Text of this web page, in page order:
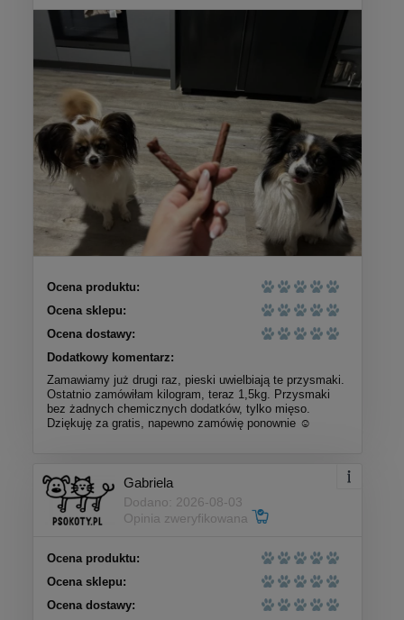
Ocena produktu:
Ocena sklepu:
Ocena dostawy:
Dodatkowy komentarz:
Zamawiamy już drugi raz, pieski uwielbiają te przysmaki.
Ostatnio zamówiłam kilogram, teraz 1,5kg. Przysmaki
bez żadnych chemicznych dodatków, tylko mięso.
Dziękuję za gratis, napewno zamówię ponownie ☺️
Gabriela
Dodano: 2026-08-03
Opinia zweryfikowana
Ocena produktu:
Ocena sklepu:
Ocena dostawy: